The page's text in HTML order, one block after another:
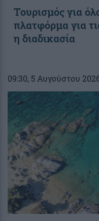
Τουρισμός για
πλατφόρμα για
η διαδικασία
09:30, 5 Αυγούστου